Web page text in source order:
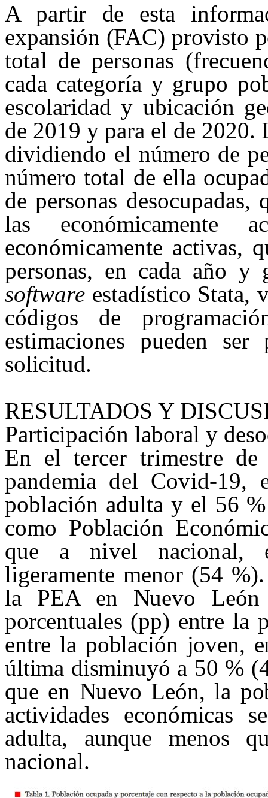
A partir de esta
expansión (FAC) provisto
total de personas (fre
cada categoría y grupo
escolaridad y ubicación
de 2019 y para el de 2020.
dividiendo el número de
número total de ella
de personas
las
económicamente
personas, en cada año
software estadístico Stata,
códigos de
estimaciones pueden ser
solicitud.
RESULTADOS Y
Participación laboral y
En el tercer trimestre
pandemia del Covid-19,
población adultay el 56 %
como Población
que a nivel nacional,
ligeramente menor (54
la PEA en Nuevo
porcentuales (pp) entre la
entre la población joven,
última disminuyó a 50 %
que en Nuevo León, la
actividades económicas
adulta, aunque
menos
nacional.